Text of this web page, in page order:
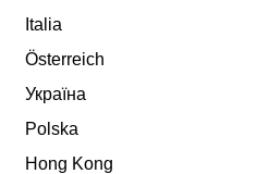
Italia
Österreich
Україна
Polska
Hong Kong